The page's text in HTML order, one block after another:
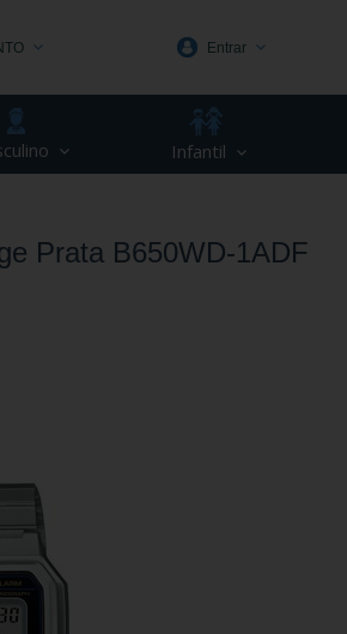
(48) 3623-1991
Entrar
Infantil
Prata B650WD-1ADF